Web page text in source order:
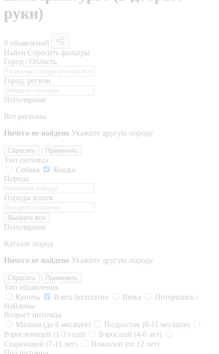
руки)
9 объявлений
Найти Сбросить фильтры
Город / Область
Город, регион
Популярные
Все регионы
Ничего не найдено Укажите другую породу
Сбросить Применить
Тип питомца
Собака
Кошка
Порода
Породы кошек
Выбрать все
Популярные
Каталог пород
Ничего не найдено Укажите другую породу
Сбросить Применить
Тип объявления
Купить
Взять бесплатно Вязка
Потерялись /
Найдены
Возраст питомца
Малыш (до 6 месяцев)
Подросток (6-11 месяцев)
Взрослеющий (1-3 года)
Взрослый (4-6 лет)
Стареющий (7-11 лет)
Пожилой (от 12 лет)